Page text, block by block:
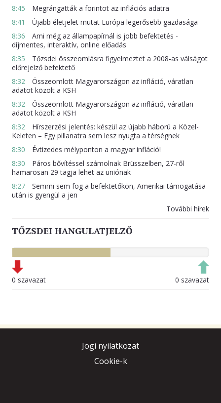
8:45
Megrángatták a forintot az inflációs adatra
8:41
Újabb életjelet mutat Európa legerősebb gazdasága
8:36
Ami még az állampapírnál is jobb befektetés -
díjmentes, interaktív, online előadás
8:35
Tőzsdei összeomlásra figyelmeztet a 2008-as válságot
előrejelző befektető
8:32
Összeomlott Magyarországon az infláció, váratlan
adatot közölt a KSH
8:32
Összeomlott Magyarországon az infláció, váratlan
adatot közölt a KSH
8:32
Hírszerzési jelentés: készül az újabb háború a Közel-
Keleten – Egy pillanatra sem lesz nyugta a térségnek
8:30
Évtizedes mélyponton a magyar infláció!
8:30
Páros bővítéssel számolnak Brüsszelben, 27-ről
hamarosan 29 tagja lehet az uniónak
8:27
Semmi sem fog a befektetőkön, Amerikai támogatása
után is gyengül a jen
További hírek
TŐZSDEI HANGULATJELZŐ
0 szavazat 0 szavazat
Jogi nyilatkozat
Cookie-k